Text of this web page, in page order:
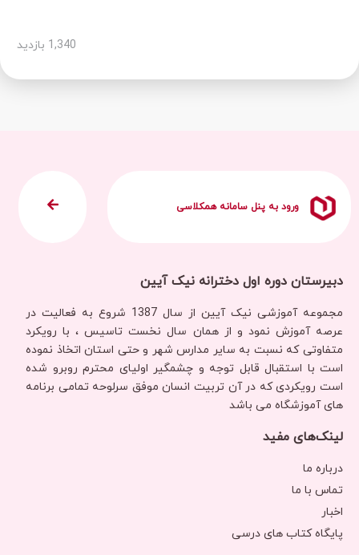
1,340 بازدید
ورود به پنل سامانه همکلاسی
دبیرستان دوره اول دخترانه نیک آیین
مجموعه آموزشی نیک آیین از سال 1387 شروع به فعالیت در
عرصه آموزش نمود و از همان سال نخست تاسیس ، با رویکرد
متفاوتی که نسبت به سایر مدارس شهر و حتی استان اتخاذ نموده
است با استقبال قابل توجه و چشمگیر اولیای محترم روبرو شده
است رویکردی‌ که در آن تربیت انسان موفق سرلوحه تمامی برنامه
های آموزشگاه می باشد
لینک‌های مفید
درباره ما
تماس با ما
اخبار
پایگاه کتاب های درسی